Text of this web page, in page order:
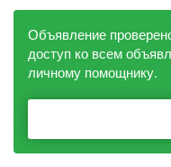
Объявление
доступ ко всем
личному помощнику.